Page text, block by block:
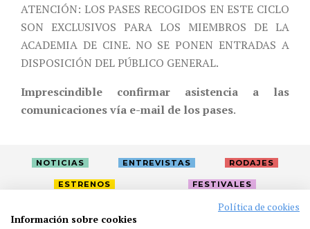
ATENCIÓN: LOS PASES RECOGIDOS EN ESTE CICLO
SON EXCLUSIVOS PARA LOS MIEMBROS DE LA
ACADEMIA DE CINE. NO SE PONEN ENTRADAS A
DISPOSICIÓN DEL PÚBLICO GENERAL.
Imprescindible confirmar asistencia a las
comunicaciones vía e-mail de los pases.
NOTICIAS ENTREVISTAS RODAJES
ESTRENOS FESTIVALES
Política de cookies
Información sobre cookies